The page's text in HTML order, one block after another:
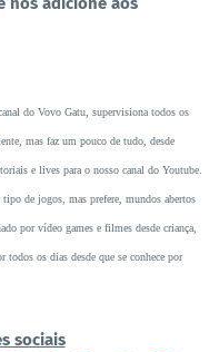
do Vovo Gatu, supervisiona todos os
mas faz um pouco de tudo, desde
e lives para o nosso canal do Youtube.
de jogos, mas prefere, mundos abertos
por vídeo games e filmes desde criança,
os dias desde que se conhece por
sociais